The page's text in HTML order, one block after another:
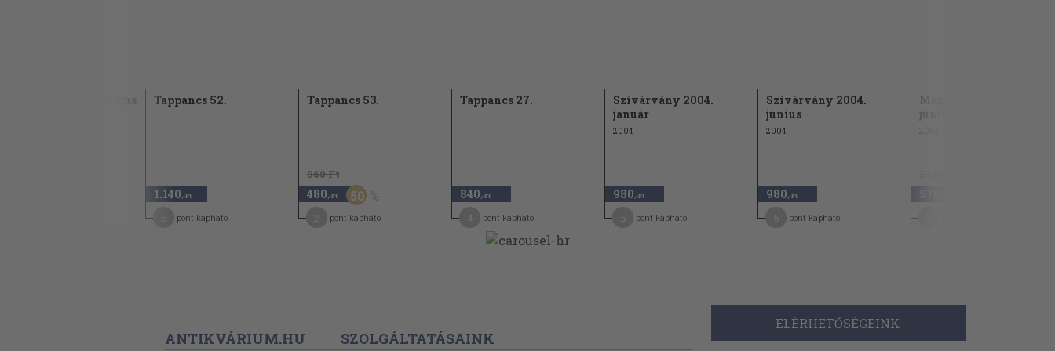
Tappancs 52.
1.140 ,-Ft
pont kapható
Tappancs 53.
960 Ft
480 ,-Ft 50
pont kapható
Tappancs 27.
840 ,-Ft
pont kapható
Szivárvány 2004.
január
2004
980 ,-Ft
pont kapható
Szivárvány 2004.
június
2004
980 ,-Ft
pont kapható
Mézeskalács 2004.
június
2004
ANTIKVÁRIUM.HU SZOLGÁLTATÁSAINK
ELÉRHETŐSÉGEINK